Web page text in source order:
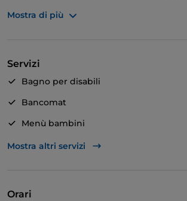
Mostra di più
Servizi
Bagno per disabili
Bancomat
Menù bambini
Tavoli all'aperto
Mostra altri servizi
Orari